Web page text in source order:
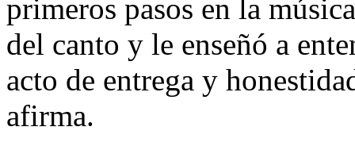
primeros pasos en la
del canto y le enseñó a
acto de entrega y
afirma.